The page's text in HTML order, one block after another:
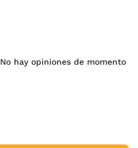
No hay opiniones de momento